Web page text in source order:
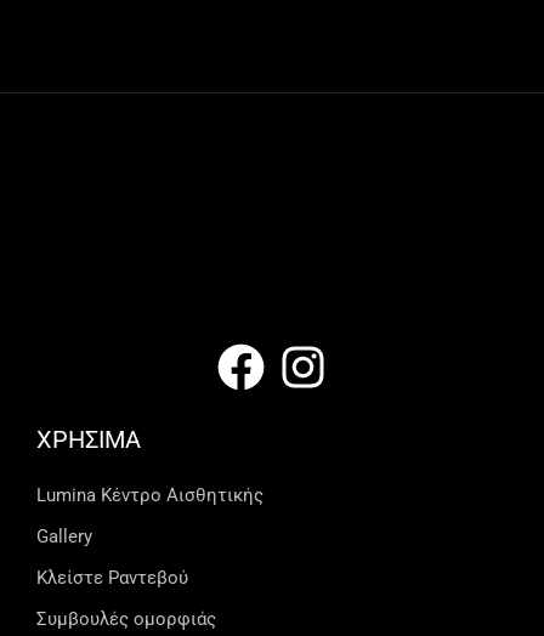
ΧΡΗΣΙΜΑ
Lumina Kέντρο Αισθητικής
Gallery
Κλείστε Ραντεβού
Συμβουλές ομορφιάς